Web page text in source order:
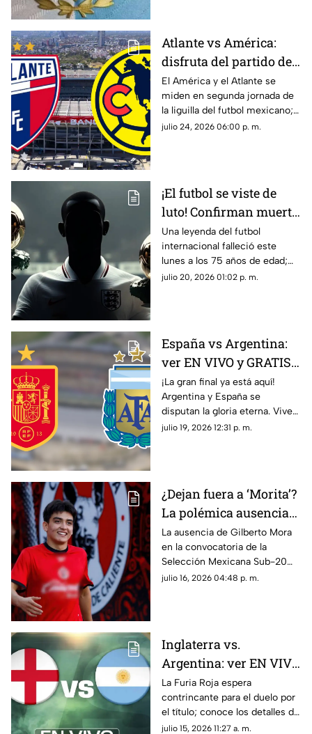
Atlante vs América:
disfruta del partido de
laliga MX EN VIVO y
totalmente GRATIS aquí
El América y el Atlante se
miden en segunda jornada de
la liguilla del futbol mexicano;
disfruta del partido totalmente
julio 24, 2026 06:00 p. m.
¡El futbol se viste de
luto! Confirman muerte
de una LEYENDA que
conquistó el Balón de
Oro 2 veces
Una leyenda del futbol
internacional falleció este
lunes a los 75 años de edad;
entérate de quién se trata y su
julio 20, 2026 01:02 p. m.
España vs Argentina:
ver EN VIVO y GRATIS
el partido de la Copa
Mundial de la FIFA
2026™
¡La gran final ya está aquí!
Argentina y España se
disputan la gloria eterna. Vive
toda la emoción en vivo en
julio 19, 2026 12:31 p. m.
¿Dejan fuera a ‘Morita’?
La polémica ausencia
de Gilberto Mora en la
Selección Mexicana
La ausencia de Gilberto Mora
en la convocatoria de la
Selección Mexicana Sub-20
sorprendió a la afición y desató
julio 16, 2026 04:48 p. m.
Inglaterra vs.
Argentina: ver EN VIVO
y GRATIS el encuentro
de la Copa Mundial de
la FIFA 2026™
La Furia Roja espera
contrincante para el duelo por
el título; conoce los detalles de
este choque histórico por el
julio 15, 2026 11:27 a. m.